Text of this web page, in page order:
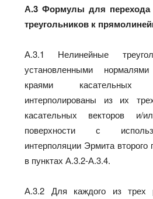
А.3 Формулы для перехода
треугольников к
А.3.1 Нелинейные
установленными
краями
интерполированы из их
касательных векторов и/
поверхности с
интерполяции Эрмита второго
в пунктах А.3.2-А.3.4.
А.3.2 Для каждого из трех